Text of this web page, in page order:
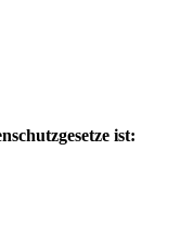
ist: